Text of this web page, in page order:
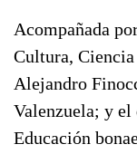
Acompañada
Cultura,
Alejandro
Valenzuela; y
Educación